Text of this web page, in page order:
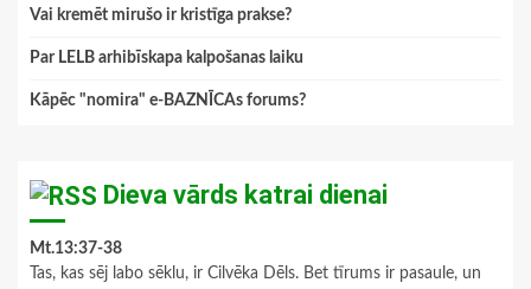
Vai kremēt mirušo ir kristīga prakse?
Par LELB arhibīskapa kalpošanas laiku
Kāpēc "nomira" e-BAZNĪCAs forums?
Dieva vārds katrai dienai
Mt.13:37-38
Tas, kas sēj labo sēklu, ir Cilvēka Dēls. Bet tīrums ir pasaule, un